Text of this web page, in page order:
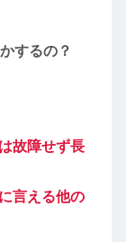
するの？
故障せず長
言える他の